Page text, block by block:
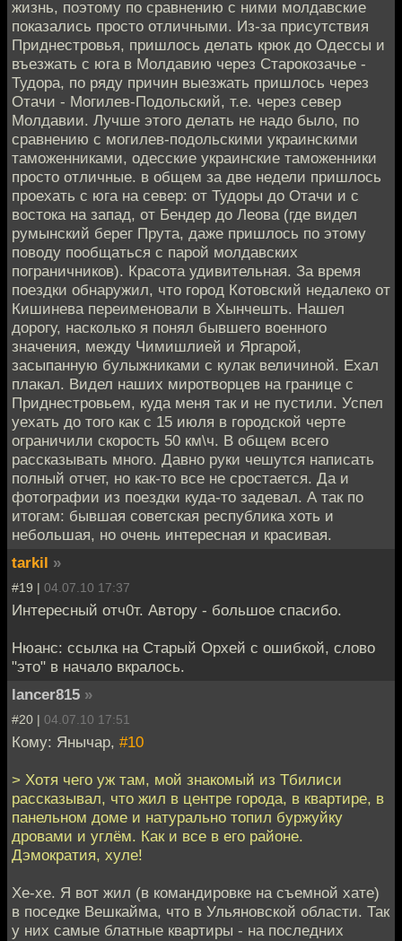
жизнь, поэтому по сравнению с ними молдавские
показались просто отличными. Из-за присутствия
Приднестровья, пришлось делать крюк до Одессы и
въезжать с юга в Молдавию через Старокозачье -
Тудора, по ряду причин выезжать пришлось через
Отачи - Могилев-Подольский, т.е. через север
Молдавии. Лучше этого делать не надо было, по
сравнению с могилев-подольскими украинскими
таможенниками, одесские украинские таможенники
просто отличные. в общем за две недели пришлось
проехать с юга на север: от Тудоры до Отачи и с
востока на запад, от Бендер до Леова (где видел
румынский берег Прута, даже пришлось по этому
поводу пообщаться с парой молдавских
пограничников). Красота удивительная. За время
поездки обнаружил, что город Котовский недалеко от
Кишинева переименовали в Хынчешть. Нашел
дорогу, насколько я понял бывшего военного
значения, между Чимишлией и Яргарой,
засыпанную булыжниками с кулак величиной. Ехал
плакал. Видел наших миротворцев на границе с
Приднестровьем, куда меня так и не пустили. Успел
уехать до того как с 15 июля в городской черте
ограничили скорость 50 км\ч. В общем всего
рассказывать много. Давно руки чешутся написать
полный отчет, но как-то все не сростается. Да и
фотографии из поездки куда-то задевал. А так по
итогам: бывшая советская республика хоть и
небольшая, но очень интересная и красивая.
tarkil »
#19 | 04.07.10 17:37
Интересный отч0т. Автору - большое спасибо.
Нюанс: ссылка на Старый Орхей с ошибкой, слово
"это" в начало вкралось.
lancer815 »
#20 | 04.07.10 17:51
Кому: Янычар, #10
> Хотя чего уж там, мой знакомый из Тбилиси
рассказывал, что жил в центре города, в квартире, в
панельном доме и натурально топил буржуйку
дровами и углём. Как и все в его районе.
Дэмократия, хуле!
Хе-хе. Я вот жил (в командировке на съемной хате)
в поседке Вешкайма, что в Ульяновской области. Так
у них самые блатные квартиры - на последних